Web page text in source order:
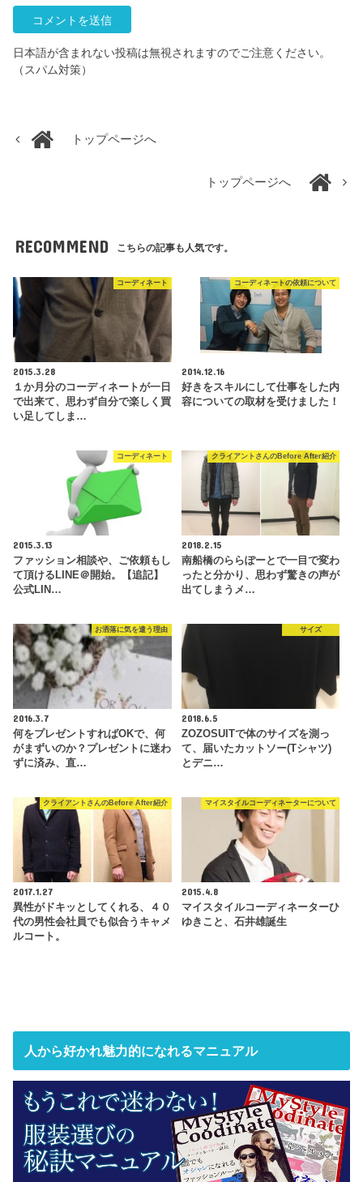
日本語が含まれない投稿は無視されますのでご注意ください。
（スパム対策）
トップページへ
トップページへ
RECOMMEND こちらの記事も人気です。
コーディネート
2015.3.28
１か月分のコーディネートが一日
で出来て、思わず自分で楽しく買
い足してしま…
コーディネートの依頼について
2014.12.16
好きをスキルにして仕事をした内
容についての取材を受けました！
コーディネート
2015.3.13
ファッション相談や、ご依頼もし
て頂けるLINE＠開始。【追記】
公式LIN…
クライアントさんのBefore After紹介
2018.2.15
南船橋のららぽーとで一目で変わ
ったと分かり、思わず驚きの声が
出てしまうメ…
お洒落に気を遣う理由
2016.3.7
何をプレゼントすればOKで、何
がまずいのか？プレゼントに迷わ
ずに済み、直…
サイズ
2018.6.5
ZOZOSUITで体のサイズを測っ
て、届いたカットソー(Tシャツ)
とデニ…
クライアントさんのBefore After紹介
2017.1.27
異性がドキッとしてくれる、４０
代の男性会社員でも似合うキャメ
ルコート。
マイスタイルコーディネーターについて
2015.4.8
マイスタイルコーディネーターひ
ゆきこと、石井雄誕生
人から好かれ魅力的になれるマニュアル